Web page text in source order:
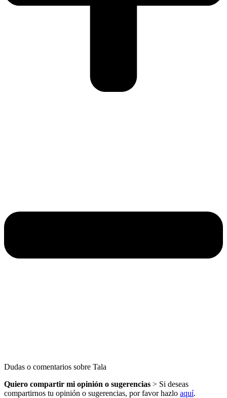
Dudas o comentarios sobre Tala
Quiero compartir mi opinión o sugerencias > Si deseas
compartirnos tu opinión o sugerencias, por favor hazlo aquí.